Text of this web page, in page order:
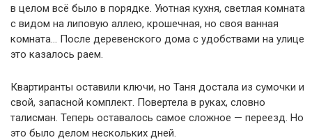
в целом всё было в порядке. Уютная кухня, светлая комната
с видом на липовую аллею, крошечная, но своя ванная
комната… После деревенского дома с удобствами на улице
это казалось раем.
Квартиранты оставили ключи, но Таня достала из сумочки и
свой, запасной комплект. Повертела в руках, словно
талисман. Теперь оставалось самое сложное — переезд. Но
это было делом нескольких дней.